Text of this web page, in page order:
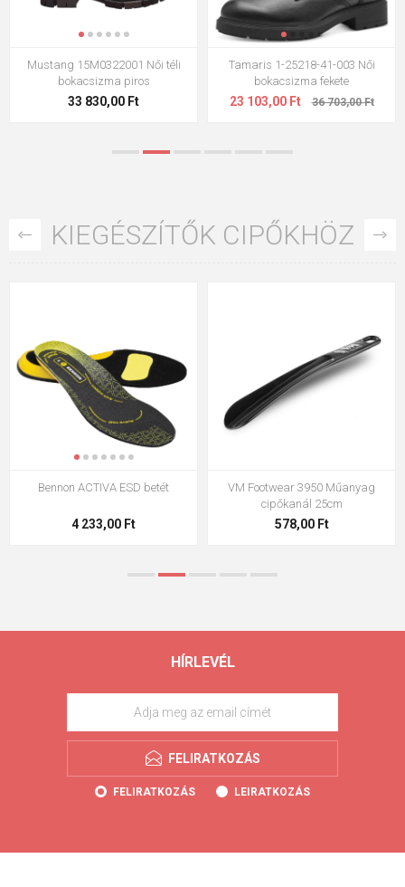
Mustang 15M0322001 Női téli
bokacsizma piros
33 830,00 Ft
Tamaris 1-25218-41-003 Női
bokacsizma fekete
23 103,00 Ft 36 703,00 Ft
KIEGÉSZÍTŐK CIPŐKHÖZ
Bennon ACTIVA ESD betét
4 233,00 Ft
VM Footwear 3950 Műanyag
cipőkanál 25cm
578,00 Ft
HÍRLEVÉL
FELIRATKOZÁS
FELIRATKOZÁS LEIRATKOZÁS